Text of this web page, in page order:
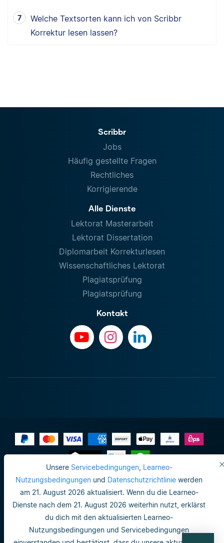
Unsere Servicebedingungen, Learneo-
Nutzungsbedingungen und Datenschutzrichtlinie werden
am 21. August 2026 aktualisiert. Wenn du die Learneo-
Dienste nach dem 21. August 2026 weiterhin nutzt, erklärst
du dich mit den aktualisierten Learneo-
Nutzungsbedingungen und Servicebedingungen
Welche Textsorten kann ich von Scribbr
Korrektur lesen lassen?
Scribbr
Jobs
Häufig gestellte Fragen
Rechtliches
Korrigierende
Alle Dienste
Lektorat Masterarbeit
Lektorat Dissertation
Diplomarbeit Korrekturlesen
Wissenschaftliches Lektorat
Plagiatsprüfung
Plagiatsprüfung
Kontakt
Impressum
Datenschutzrichtlinie
Do not sell or share my personal info
Nutzungsbedingungen